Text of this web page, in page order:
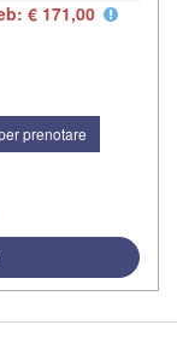
€ 171,00
prenotare